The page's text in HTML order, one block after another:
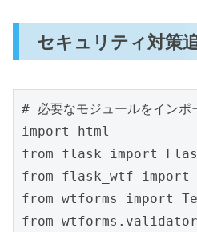
セキュリティ対策
# 必要なモジュールをインポ
import html
from flask import
from flask_wtf import
from wtforms import
from